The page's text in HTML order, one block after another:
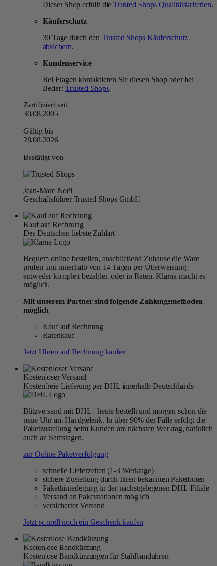
Dieser Shop erfüllt die Trusted Shops Qualitätskriterien.
Käuferschutz
30 Tage durch den Trusted Shops Käuferschutz
absichern.
Kundenservice
Bei Fragen kontaktieren Sie diesen Shop oder bei
BedarfTrusted Shops.
Zertifiziert seit
30.08.2005
Gültig bis
28.08.2026
Bestätigt von
Jean-Marc Noël
Geschäftsführer Trusted Shops GmbH
Kauf auf Rechnung
Des Deutschen liebste Zahlart
Bequem online bestellen, anschließend Zuhause die Ware
prüfen und innerhalb von 14 Tagen per Überweisung
entweder komplett bezahlen oder in Raten. Klarna macht es
möglich.
Mit unserem Partner sind folgende Zahlungsmethoden
möglich
Kauf auf Rechnung
Ratenkauf
Jetzt Uhren auf Rechnung kaufen
Kostenloser Versand
Kostenfreie Lieferung per DHL innerhalb Deutschlands
Blitzversand mit DHL - heute bestellt und morgen schon die
neue Uhr am Handgelenk. In über 90% der Fälle erfolgt die
Paketzustellung beim Kunden am nächsten Werktag, natürlich
auch an Samstagen.
zur Online Paketverfolgung
schnelle Lieferzeiten (1-3 Werktage)
sichere Zustellung durch Ihren bekannten Paketboten
Pakethinterlegung in der nächstgelegenen DHL-Filiale
Versand an Paketstationen möglich
versicherter Versand
Jetzt schnell noch ein Geschenk kaufen
Kostenlose Bandkürzung
Kostenlose Bandkürzungen für Stahlbanduhren